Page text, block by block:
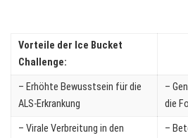
Vorteile der Ice Bucket
Challenge:
– Erhöhte Bewusstsein für die
ALS-Erkrankung
–
die
– Virale Verbreitung in den
–